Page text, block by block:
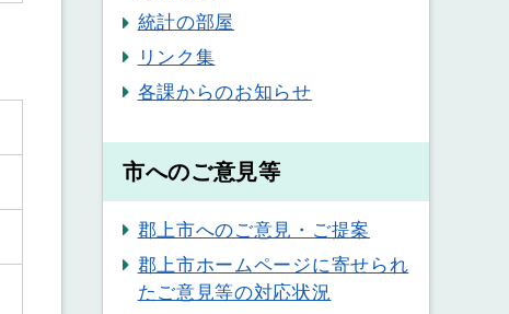
統計の部屋
リンク集
各課からのお知らせ
市へのご意見等
郡上市へのご意見・ご提案
郡上市ホームページに寄せられ
たご意見等の対応状況